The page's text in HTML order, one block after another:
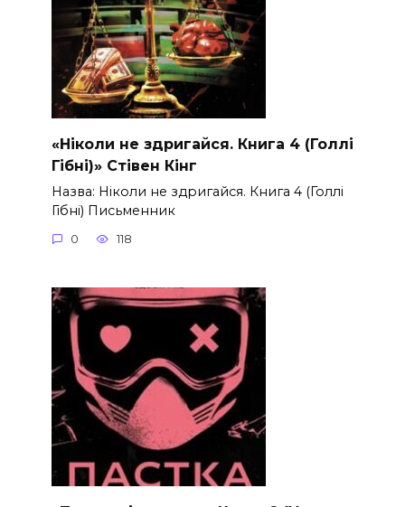
«Ніколи не здригайся. Книга 4 (Голлі
Гібні)» Стівен Кінг
Назва: Ніколи не здригайся. Книга 4 (Голлі
Гібні) Письменник
0 118